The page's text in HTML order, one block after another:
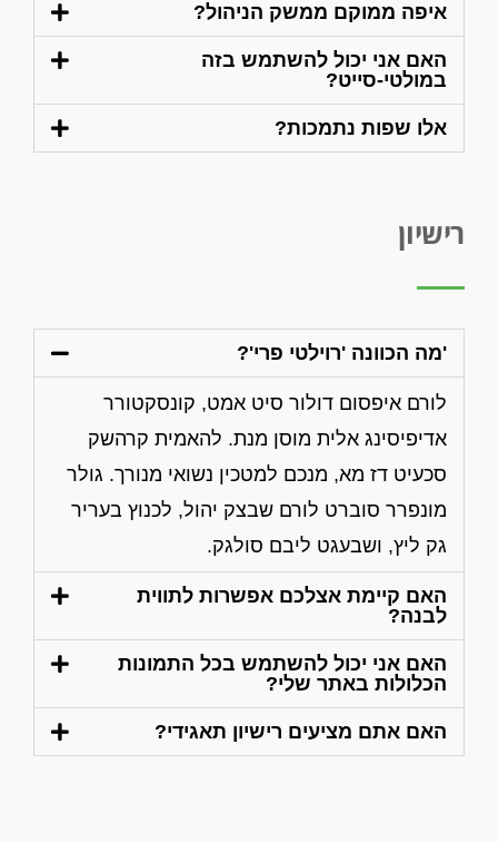
איפה ממוקם ממשק הניהול?
האם אני יכול להשתמש בזה
במולטי-סייט?
אלו שפות נתמכות?
רישיון
'מה הכוונה 'רוילטי פרי'?
לורם איפסום דולור סיט אמט, קונסקטורר
אדיפיסינג אלית מוסן מנת. להאמית קרהשק
סכעיט דז מא, מנכם למטכין נשואי מנורך. גולר
מונפרר סוברט לורם שבצק יהול, לכנוץ בעריר
גק ליץ, ושבעגט ליבם סולגק.
האם קיימת אצלכם אפשרות לתווית
לבנה?
האם אני יכול להשתמש בכל התמונות
הכלולות באתר שלי?
האם אתם מציעים רישיון תאגידי?